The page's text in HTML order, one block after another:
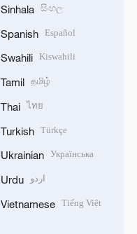
Sinhala සිංහල
Spanish Español
Swahili Kiswahili
Tamil தமிழ்
Thai ไทย
Turkish Türkçe
Ukrainian Українська
Urdu اردو
Vietnamese Tiếng Việt